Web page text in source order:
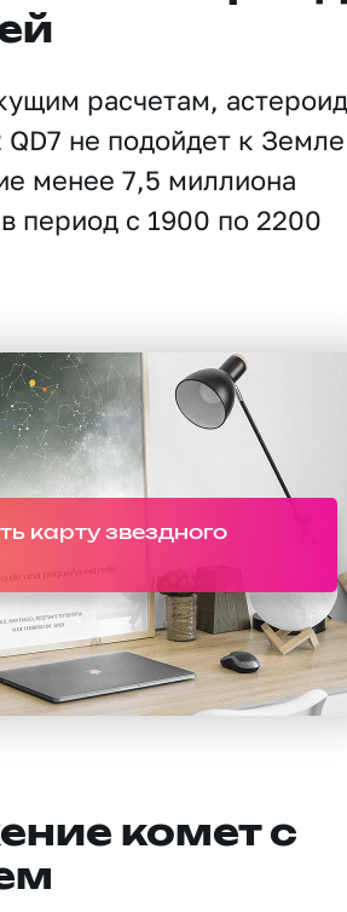
расчетам, астероид
не подойдет к Земле
менее 7,5 миллиона
период с 1900 по 2200
карту звездного
комет с